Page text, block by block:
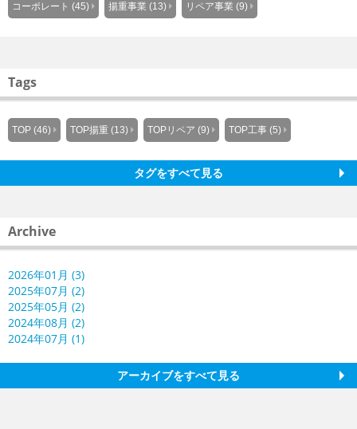
コーポレート (45) 揚重事業 (13) リペア事業 (9)
Tags
TOP (46) TOP揚重 (13) TOPリペア (9) TOP工事 (5)
タグをすべて見る
Archive
2026年01月 (3)
2025年07月 (2)
2025年05月 (2)
2024年08月 (2)
2024年07月 (1)
アーカイブをすべて見る